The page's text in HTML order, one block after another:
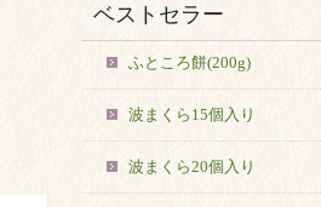
ベストセラー
ふところ餅(200g)
波まくら15個入り
波まくら20個入り